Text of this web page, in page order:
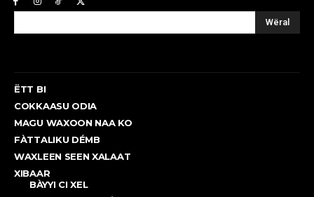
Wëral
ËTT BI
COKKAASU ODIA
MAGU WAXOON NAA KO
FÀTTALIKU DÉMB
WAXLEEN SEEN XALAAT
XIBAAR
BÀYYI CI XEL